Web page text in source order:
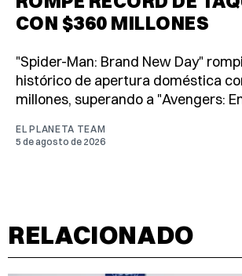
CON $360 MILLONES
"Spider-Man: Brand New Day"
histórico de apertura doméstica
millones, superando a "Avengers:
EL PLANETA TEAM
5 de agosto de 2026
RELACIONADO